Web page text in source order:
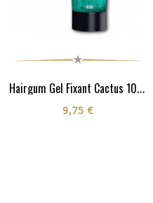
Hairgum Gel Fixant Cactus 100G
9,75 €